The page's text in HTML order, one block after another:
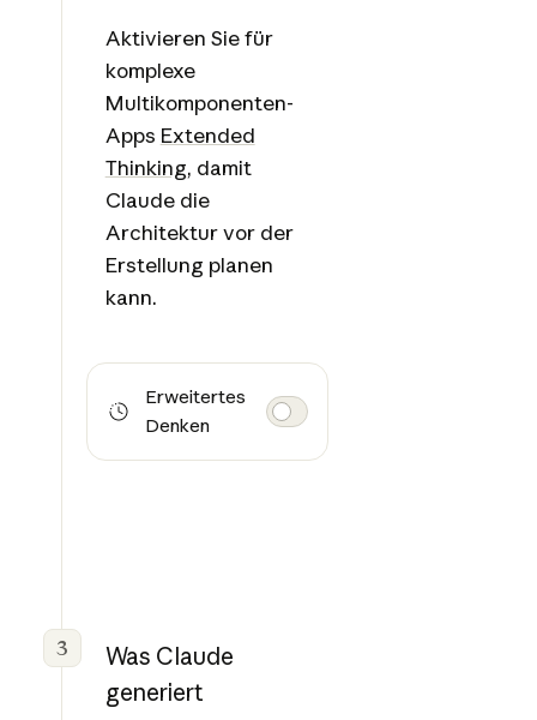
Aktivieren Sie für
komplexe
Multikomponenten-
Apps Extended
Thinking, damit
Claude die
Architektur vor der
Erstellung planen
kann.
Erweitertes
Denken
3
Was Claude
generiert